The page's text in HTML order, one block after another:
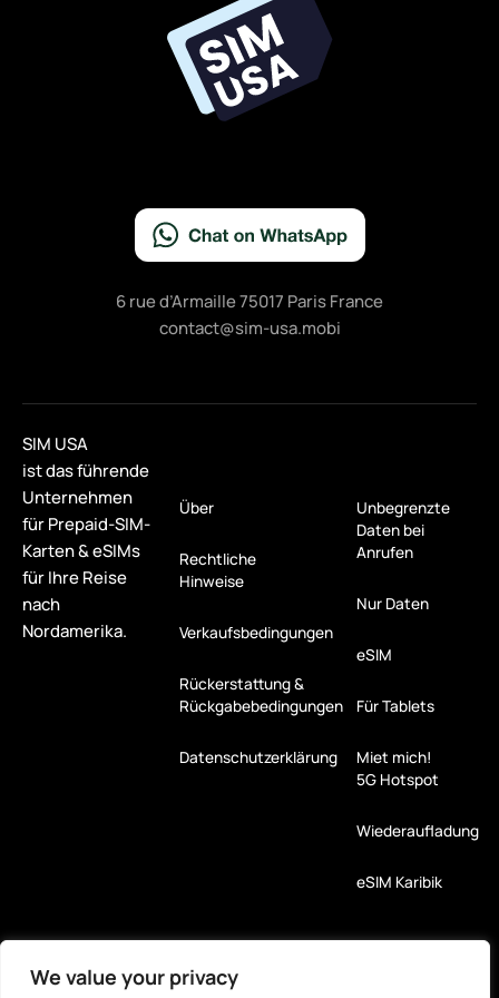
We value your privacy
o
k
6 rue d’Armaille 75017 Paris France
contact@sim-usa.mobi
SIM USA
ist das führende
Unternehmen
für Prepaid-SIM-
Karten & eSIMs
für Ihre Reise
nach
Nordamerika.
Über
Rechtliche
Hinweise
Verkaufsbedingungen
Rückerstattung &
Rückgabebedingungen
Datenschutzerklärung
Unbegrenzte
Daten bei
Anrufen
Nur Daten
eSIM
Für Tablets
Miet mich!
5G Hotspot
Wiederaufladung
eSIM Karibik